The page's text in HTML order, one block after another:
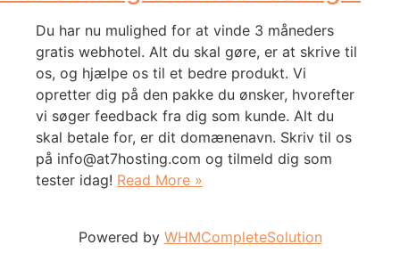
Du har nu mulighed for at vinde 3 måneders
gratis webhotel. Alt du skal gøre, er at skrive til
os, og hjælpe os til et bedre produkt. Vi
opretter dig på den pakke du ønsker, hvorefter
vi søger feedback fra dig som kunde. Alt du
skal betale for, er dit domænenavn. Skriv til os
på info@at7hosting.com og tilmeld dig som
tester idag! Read More »
Powered by WHMCompleteSolution